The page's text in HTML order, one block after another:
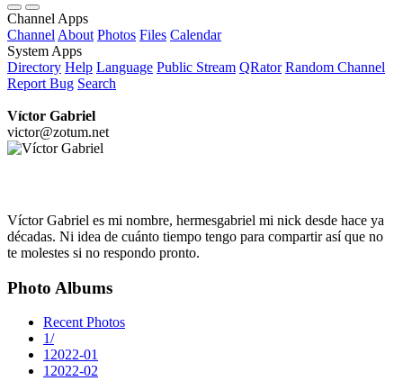
Channel Apps
Channel About Photos Files Calendar
System Apps
Directory Help Language Public Stream QRator Random Channel
Report Bug Search
Víctor Gabriel
victor@zotum.net
Víctor Gabriel es mi nombre, hermesgabriel mi nick desde hace ya
décadas. Ni idea de cuánto tiempo tengo para compartir así que no
te molestes si no respondo pronto.
Photo Albums
Recent Photos
1/
12022-01
12022-02